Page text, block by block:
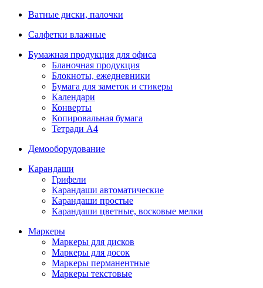
Ватные диски, палочки
Салфетки влажные
Бумажная продукция для офиса
Бланочная продукция
Блокноты, ежедневники
Бумага для заметок и стикеры
Календари
Конверты
Копировальная бумага
Тетради А4
Демооборудование
Карандаши
Грифели
Карандаши автоматические
Карандаши простые
Карандаши цветные, восковые мелки
Маркеры
Маркеры для дисков
Маркеры для досок
Маркеры перманентные
Маркеры текстовые